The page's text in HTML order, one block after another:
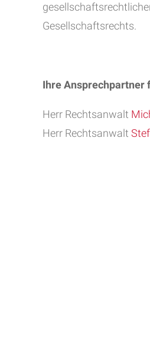
Gesellschaftsrechts.
Ihre Ansprechpartner
Herr Rechtsanwalt
Herr Rechtsanwalt